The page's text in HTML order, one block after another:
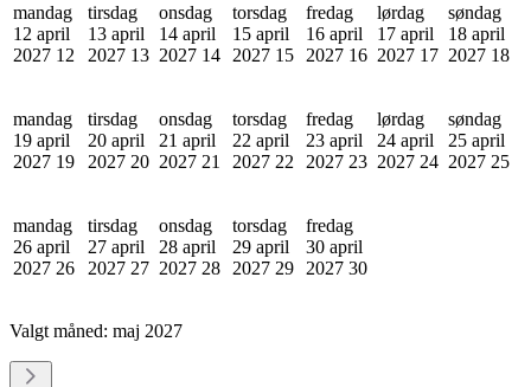
mandag
12 april
2027 12
tirsdag
13 april
2027 13
onsdag
14 april
2027 14
torsdag
15 april
2027 15
fredag
16 april
2027 16
lørdag
17 april
2027 17
søndag
18 april
2027 18
mandag
19 april
2027 19
tirsdag
20 april
2027 20
onsdag
21 april
2027 21
torsdag
22 april
2027 22
fredag
23 april
2027 23
lørdag
24 april
2027 24
søndag
25 april
2027 25
mandag
26 april
2027 26
tirsdag
27 april
2027 27
onsdag
28 april
2027 28
torsdag
29 april
2027 29
fredag
30 april
2027 30
Valgt måned: maj 2027